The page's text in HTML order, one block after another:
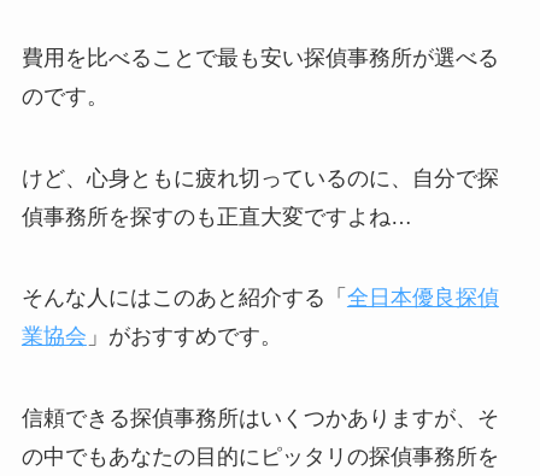
費用を比べることで最も安い探偵事務所が選べる
のです。
けど、心身ともに疲れ切っているのに、自分で探
偵事務所を探すのも正直大変ですよね…
そんな人にはこのあと紹介する「 全日本優良探偵
業協会 」がおすすめです。
信頼できる探偵事務所はいくつかありますが、そ
の中でもあなたの目的にピッタリの探偵事務所を